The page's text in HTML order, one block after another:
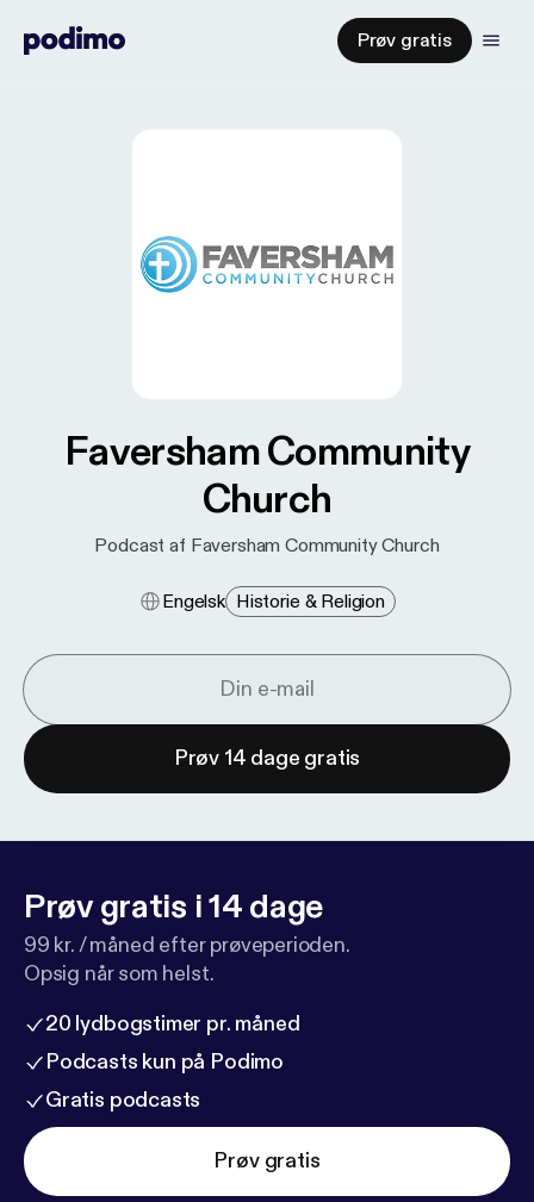
Prøv gratis
Faversham Community
Church
Podcast af Faversham Community Church
Engelsk Historie & Religion
Prøv 14 dage gratis
Prøv gratis i 14 dage
99 kr. / måned efter prøveperioden.
Opsig når som helst.
20 lydbogstimer pr. måned
Podcasts kun på Podimo
Gratis podcasts
Prøv gratis